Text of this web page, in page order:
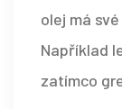
olej má
Například
zatímco